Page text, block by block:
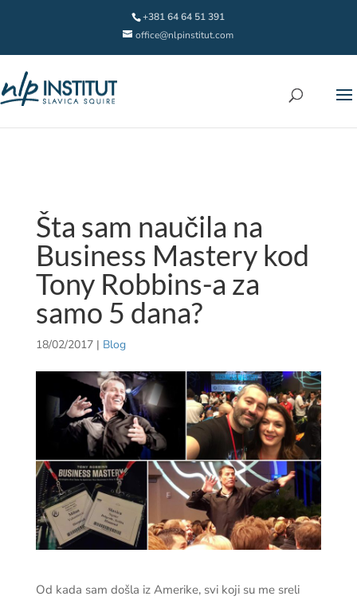
+381 64 64 51 391
office@nlpinstitut.com
Šta sam naučila na
Business Mastery kod
Tony Robbins-a za
samo 5 dana?
18/02/2017| Blog
Od kada sam došla iz Amerike, svi koji su me sreli